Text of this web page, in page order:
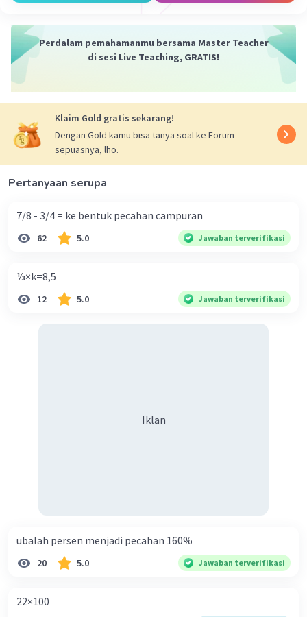
Perdalam pemahamanmu bersama Master Teacher
di sesi Live Teaching, GRATIS!
Klaim Gold gratis sekarang!
Dengan Gold kamu bisa tanya soal ke Forum
sepuasnya, lho.
Pertanyaan serupa
7/8 - 3/4 = ke bentuk pecahan campuran
62 5.0 Jawaban terverifikasi
⅓×k=8,5
12 5.0 Jawaban terverifikasi
Iklan
ubalah persen menjadi pecahan 160%
20 5.0 Jawaban terverifikasi
22×100